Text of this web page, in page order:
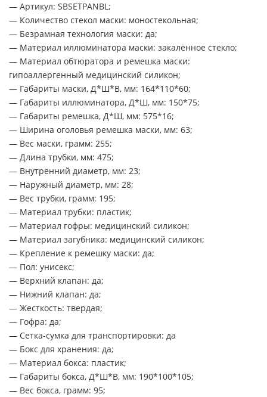
— Артикул: SBSETPANBL;
— Количество стекол маски: моностекольная;
— Безрамная технология маски: да;
— Материал иллюминатора маски: закалённое стекло;
— Материал обтюратора и ремешка маски:
гипоаллергенный медицинский силикон;
— Габариты маски, Д*Ш*В, мм: 164*110*60;
— Габариты иллюминатора, Д*Ш, мм: 150*75;
— Габариты ремешка, Д*Ш, мм: 575*16;
— Ширина оголовья ремешка маски, мм: 63;
— Вес маски, грамм: 255;
— Длина трубки, мм: 475;
— Внутренний диаметр, мм: 23;
— Наружный диаметр, мм: 28;
— Вес трубки, грамм: 195;
— Материал трубки: пластик;
— Материал гофры: медицинский силикон;
— Материал загубника: медицинский силикон;
— Крепление к ремешку маски: да;
— Пол: унисекс;
— Верхний клапан: да;
— Нижний клапан: да;
— Жесткость: твердая;
— Гофра: да;
— Сетка-сумка для транспортировки: да
— Бокс для хранения: да;
— Материал бокса: пластик;
— Габариты бокса, Д*Ш*В, мм: 190*100*105;
— Вес бокса, грамм: 95;